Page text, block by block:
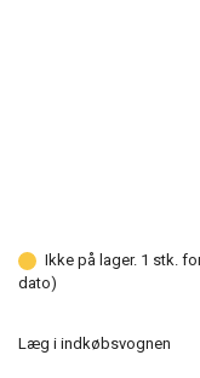
Ikke på lager. 1 stk.
dato)
Læg i indkøbsvognen